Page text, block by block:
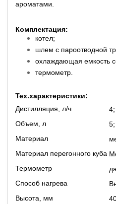
ароматами.
Комплектация:
котел;
шлем с пароотводной
охлаждающая емкость
термометр.
Тех.характеристики:
Дистилляция, л/ч
4;
Объем, л
5;
Материал
Материал перегонного куба
Термометр
Способ нагрева
Высота, мм